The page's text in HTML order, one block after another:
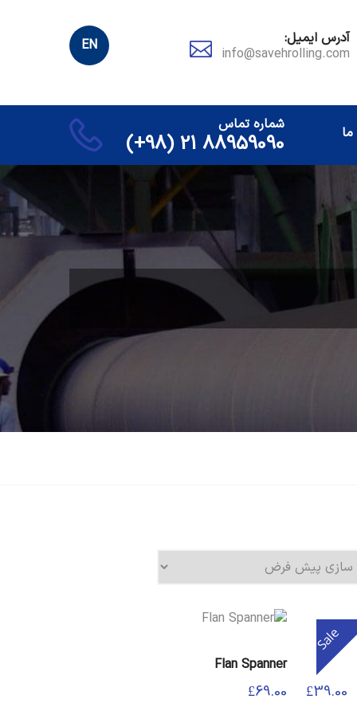
آدرس ایمیل:
info@savehrolling.com
EN
شماره تماس
88959090 21 (98+)
Sale
£39.00
Flan Spanner
£69.00